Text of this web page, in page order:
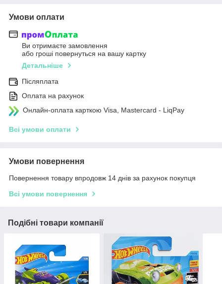
Умови оплати
Ви отримаєте замовлення
або гроші повернуться на вашу картку
Детальніше
Післяплата
Оплата на рахунок
Онлайн-оплата карткою Visa, Mastercard - LiqPay
Всі умови оплати
Умови повернення
Повернення товару впродовж 14 днів за рахунок покупця
Всі умови повернення
Подібні товари компанії